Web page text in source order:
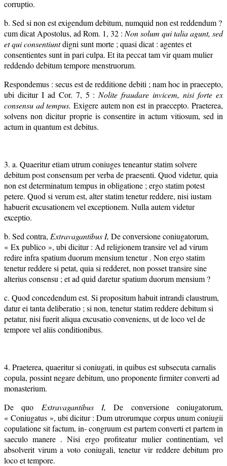
corruptio.
b. Sed si non est exigendum debitum, numquid non est reddendum ?
cum dicat Apostolus, ad Rom. 1, 32 : Non solum qui talia agunt, sed
et qui consentiuntdigni sunt morte ; quasi dicat : agentes et
consentientes sunt in pari culpa. Et ita peccat tam vir quam mulier
reddendo debitum tempore menstruorum.
Respondemus : secus est de redditione debiti ; nam hoc in praecepto,
ubi dicitur I ad Cor. 7, 5 : Nolite fraudare invicem, nisi forte ex
consensu ad tempus. Exigere autem non est in praecepto. Praeterea,
solvens non dicitur proprie is consentire in actum vitiosum, sed in
actum in quantum est debitus.
3. a. Quaeritur etiam utrum coniuges teneantur statim solvere
debitum post consensum per verba de praesenti. Quod videtur, quia
non est determinatum tempus in obligatione ; ergo statim potest
petere. Quod si verum est, alter statim tenetur reddere, nisi iustam
habuerit excusationem vel exceptionem. Nulla autem videtur
exceptio.
b. Sed contra, Extravagantibus I, De conversione coniugatorum,
« Ex publico », ubi dicitur : Ad religionem transire vel ad virum
redire infra spatium duorum mensium tenetur . Non ergo statim
tenetur reddere si petat, quia si redderet, non posset transire sine
alterius consensu ; et ad quid daretur spatium duorum mensium ?
c. Quod concedendum est. Si propositum habuit intrandi claustrum,
datur ei tanta deliberatio ; si non, tenetur statim reddere debitum si
petatur, nisi fuerit aliqua excusatio conveniens, ut de loco vel de
tempore vel aliis conditionibus.
4. Praeterea, quaeritur si coniugati, in quibus est subsecuta carnalis
copula, possint negare debitum, uno proponente firmiter converti ad
monasterium.
De quo Extravagantibus I, De conversione coniugatorum,
« Coniugatus », ubi dicitur : Dum utrorumque corpus unum coniugii
copulatione sit factum, in- congruum est partem converti et partem in
saeculo manere . Nisi ergo profiteatur mulier continentiam, vel
absolverit virum a voto coniugali, tenetur vir reddere debitum pro
loco et tempore.